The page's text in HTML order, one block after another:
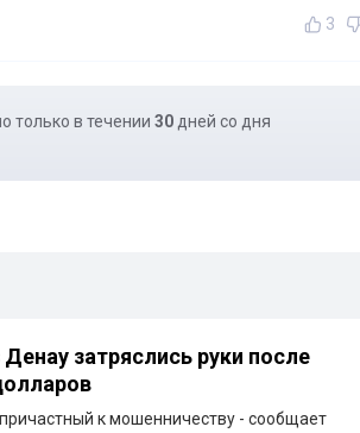
3
только в течении 30 дней со дня
затряслись руки после
к мошенничеству - сообщает